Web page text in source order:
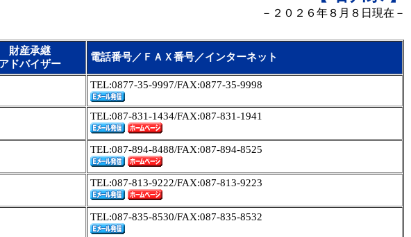
－２０２６年８月８日現在－
財産承継
アドバイザー
電話番号／ＦＡＸ番号／インターネット
TEL:0877-35-9997/FAX:0877-35-9998
TEL:087-831-1434/FAX:087-831-1941
TEL:087-894-8488/FAX:087-894-8525
TEL:087-813-9222/FAX:087-813-9223
TEL:087-835-8530/FAX:087-835-8532